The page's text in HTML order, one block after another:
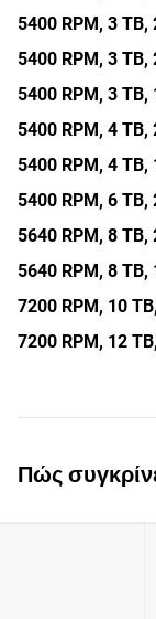
5400 RPM, 3 TB,
5400 RPM, 3 TB,
5400 RPM, 3 TB,
5400 RPM, 4 TB,
5400 RPM, 4 TB,
5400 RPM, 6 TB,
5640 RPM, 8 TB,
5640 RPM, 8 TB,
7200 RPM, 10 TB,
7200 RPM, 12 TB,
Πώς